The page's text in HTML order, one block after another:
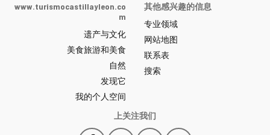
y
León
网
站
门
户
-
www.turismocastillayleon.co
m
遗产与文化
美食旅游和美食
自然
发现它
我的个人空间
其他感兴趣的信息
专业领域
网站地图
联系表
搜索
上关注我们